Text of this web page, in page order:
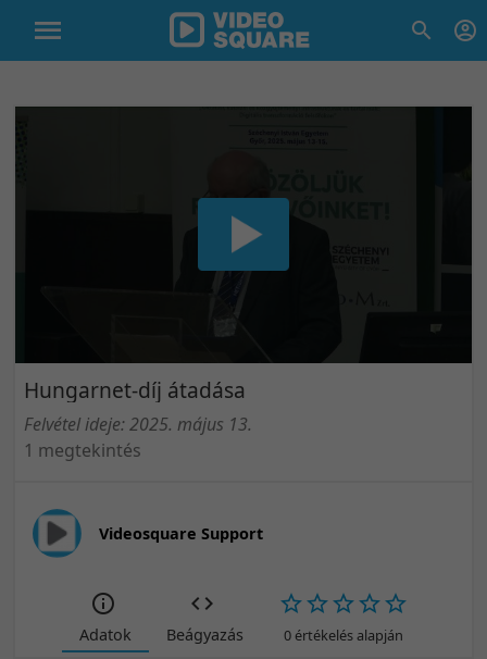
Hungarnet-díj átadása
Felvétel ideje: 2025. május 13.
1 megtekintés
Videosquare Support
Adatok Beágyazás 0 értékelés alapján